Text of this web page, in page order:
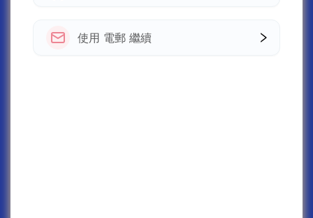
使用 電郵 繼續